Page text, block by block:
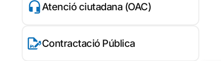
Atenció ciutadana (OAC)
Contractació Pública